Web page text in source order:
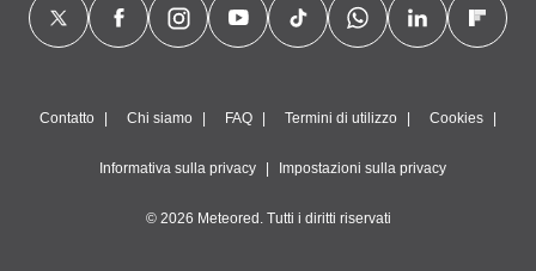
Contatto Chi siamo FAQ Termini di utilizzo Cookies
Informativa sulla privacy Impostazioni sulla privacy
© 2026 Meteored. Tutti i diritti riservati